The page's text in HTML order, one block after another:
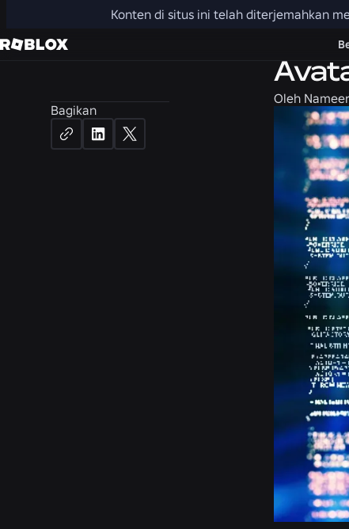
Konten di situs ini telah diterjemahkan
Bagikan
Teknik
Oleh